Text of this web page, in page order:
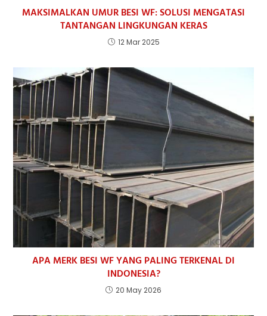
MAKSIMALKAN UMUR BESI WF: SOLUSI MENGATASI
TANTANGAN LINGKUNGAN KERAS
12 Mar 2025
APA MERK BESI WF YANG PALING TERKENAL DI
INDONESIA?
20 May 2026